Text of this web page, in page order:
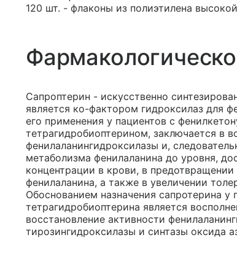
120 шт. - флаконы из полиэтилена
Сапроптерин - искусственно
является ко-фактором гидроксилаз для
его применения у пациентов с
тетрагидробиоптерином, заключается в
фенилаланингидроксилазы и,
метаболизма фенилаланина до уровня,
концентрации в крови, в
фенилаланина, а также в увеличении
Обоснованием назначения сапротерина
тетрагидробиоптерина является
восстановление активности
тирозингидроксилазы и синтазы оксида